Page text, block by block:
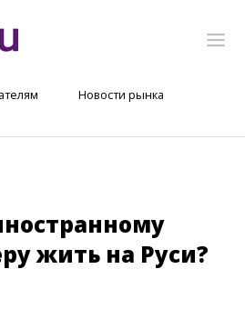
Новости рынка
жить на Руси?